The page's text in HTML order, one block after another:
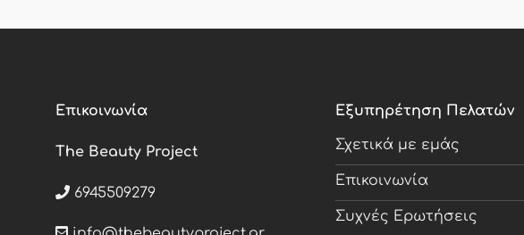
Επικοινωνία
The Beauty Project
6945509279
Εξυπηρέτηση Πελατών
Σχετικά με εμάς
Επικοινωνία
Συχνές Ερωτήσεις